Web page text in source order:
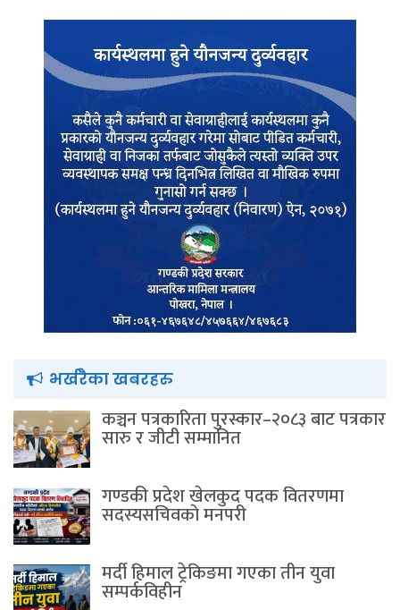
भर्खरैका खबरहरु
कञ्चन पत्रकारिता पुरस्कार–२०८३ बाट पत्रकार
सारु र जीटी सम्मानित
गण्डकी प्रदेश खेलकुद पदक वितरणमा
सदस्यसचिवकाे मनपरी
मर्दी हिमाल ट्रेकिङमा गएका तीन युवा
सम्पर्कविहीन